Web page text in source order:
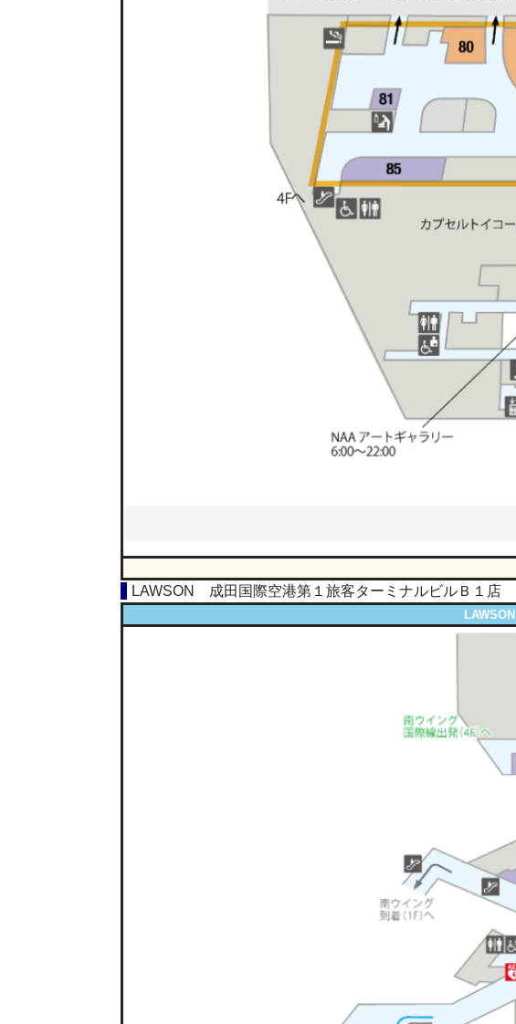
LAWSON 成田国際空港第１旅客ターミナルビルＢ１店